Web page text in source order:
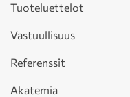
Tuoteluettelot
Vastuullisuus
Referenssit
Akatemia